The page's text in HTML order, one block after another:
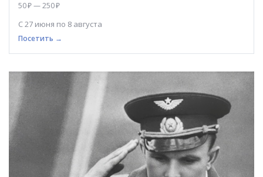
50 ₽ — 250 ₽
С 27 июня по 8 августа
Посетить →